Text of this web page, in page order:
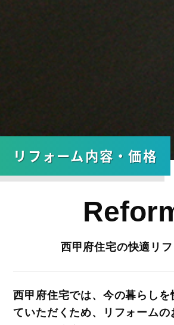
リフォーム内容・価格
西甲府住宅の快適リ
西甲府住宅では、今の暮らしを
ていただくため、リフォームの